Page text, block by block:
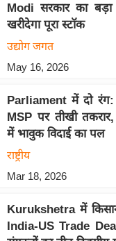
Modi सरकार का
खरीदेगा पूरा स्टॉक
उद्योग जगत
May 16, 2026
Parliament में दो
MSP पर तीखी
में भावुक विदाई का पल
राष्ट्रीय
Mar 18, 2026
Kurukshetra में
India-US Trade